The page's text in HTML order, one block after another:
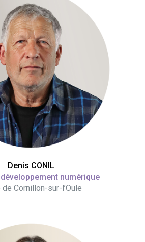
Denis CONIL
numérique
de Cornillon-sur-l’Oule